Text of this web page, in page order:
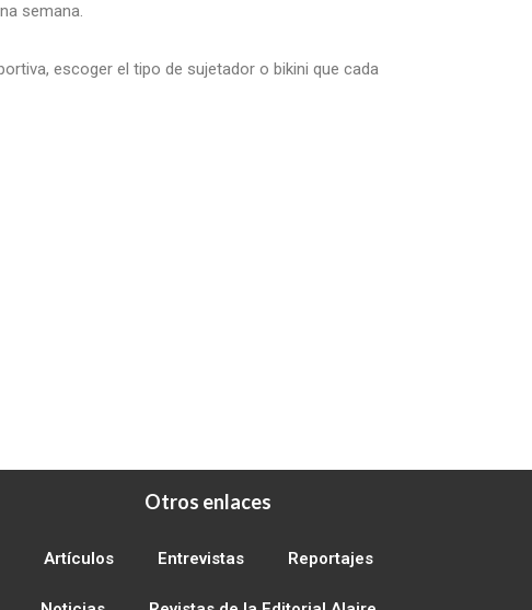
semana.
escoger el tipo de sujetador o bikini que cada
Otros enlaces
Artículos Entrevistas Reportajes